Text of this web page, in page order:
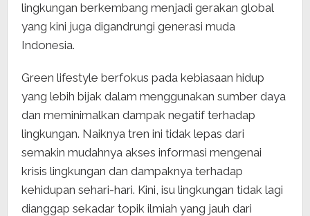
lingkungan berkembang menjadi gerakan global
yang kini juga digandrungi generasi muda
Indonesia.
Green lifestyle berfokus pada kebiasaan hidup
yang lebih bijak dalam menggunakan sumber daya
dan meminimalkan dampak negatif terhadap
lingkungan. Naiknya tren ini tidak lepas dari
semakin mudahnya akses informasi mengenai
krisis lingkungan dan dampaknya terhadap
kehidupan sehari-hari. Kini, isu lingkungan tidak lagi
dianggap sekadar topik ilmiah yang jauh dari